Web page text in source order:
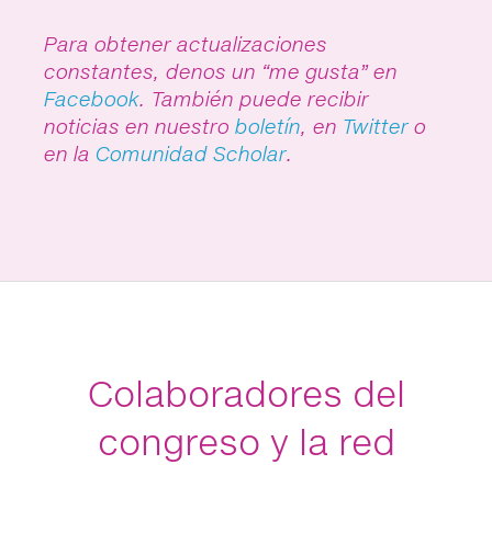
Para obtener actualizaciones
constantes, denos un “me gusta” en
Facebook. También puede recibir
noticias en nuestro boletín, en Twittero
en la Comunidad Scholar.
Colaboradores del
congreso y la red